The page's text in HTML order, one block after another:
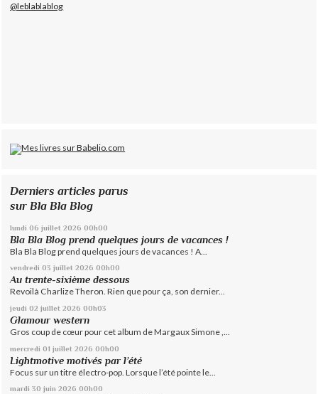
@leblablablog
Derniers articles parus
sur Bla Bla Blog
lundi 06 juillet 2026 00h00
Bla Bla Blog prend quelques jours de vacances !
Bla Bla Blog prend quelques jours de vacances ! A...
vendredi 03 juillet 2026 00h00
Au trente-sixième dessous
Revoilà Charlize Theron. Rien que pour ça, son dernier...
jeudi 02 juillet 2026 00h03
Glamour western
Gros coup de cœur pour cet album de Margaux Simone ,...
mercredi 01 juillet 2026 00h00
Lightmotive motivés par l’été
Focus sur un titre électro-pop. Lorsque l’été pointe le...
mardi 30 juin 2026 00h00